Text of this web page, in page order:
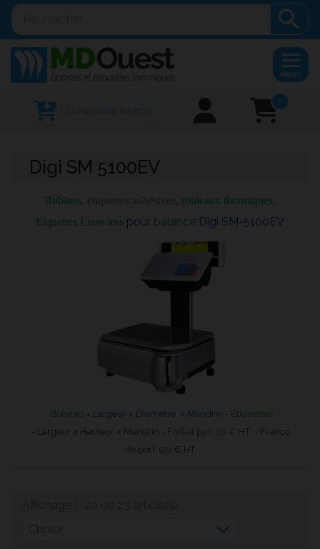

0
Commande RAPIDE
MENU
Digi SM 5100EV
Bobines,
, rouleaux thermiques,
Eiquettes Liner less pour balance Digi SM-5100EV
Bobines = Largeur x Diamètre x Mandrin - Etiquettes
= Largeur x Hauteur x Mandrin - Forfait port 10 € HT- Franco
de port 90 € HT